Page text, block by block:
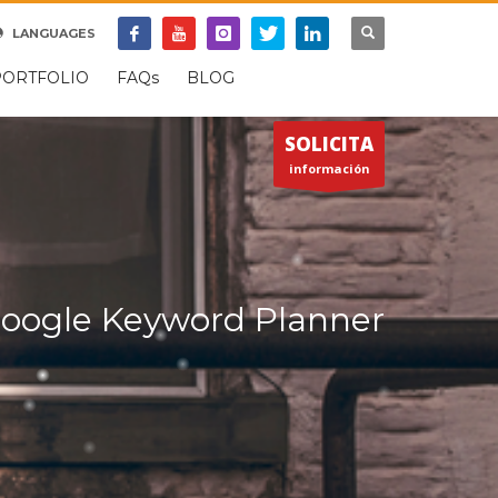
SOPORTE REMOTO
LANGUAGES
FAQs
BLOG
SOLICITA
información
Keyword Planner